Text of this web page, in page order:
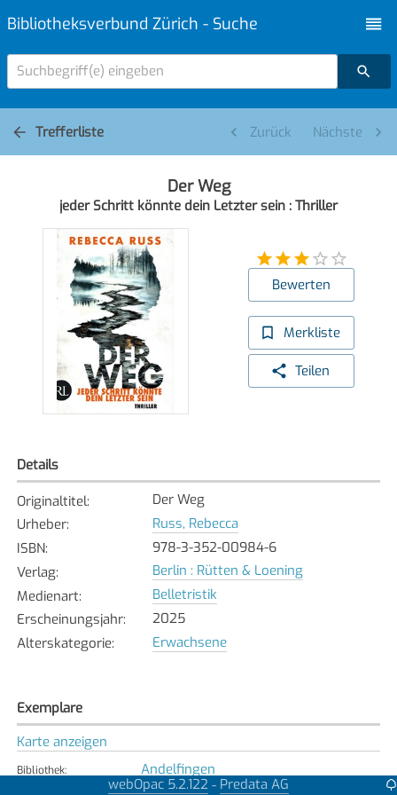
Bibliotheksverbund Zürich - Suche
Suchbegriff(e) eingeben
Trefferliste Zurück Nächste
Der Weg
jeder Schritt könnte dein Letzter sein : Thriller
Bewerten
Merkliste
Teilen
Details
Originaltitel:
Der Weg
Urheber:
Russ, Rebecca
ISBN:
978-3-352-00984-6
Verlag:
Berlin : Rütten & Loening
Medienart:
Belletristik
Erscheinungsjahr:
2025
Alterskategorie: Erwachsene
Exemplare
Karte anzeigen
Bibliothek: Andelfingen
Verfügbar
webOpac 5.2.122 - Predata AG